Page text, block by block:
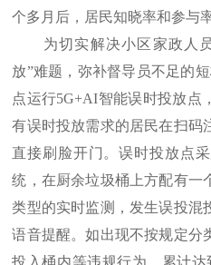
个多月后，居民知晓率和参与
为切实解决小区家政人员
放”难题，弥补督导员不足的
点运行5G+AI智能误时投放点
有误时投放需求的居民在扫码
直接刷脸开门。误时投放点
统，在厨余垃圾桶上方配有一
类型的实时监测，发生误投混
语音提醒。如出现不按规定分